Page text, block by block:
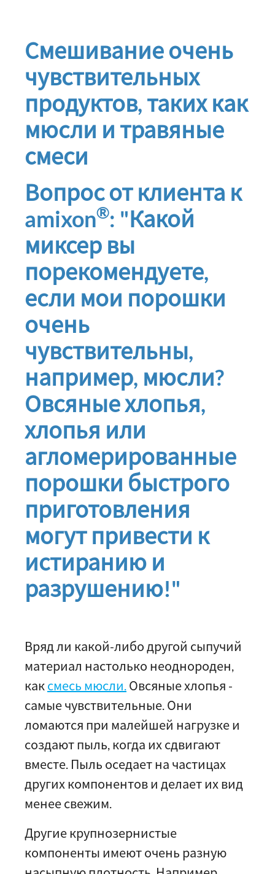
Смешивание очень
чувствительных
продуктов, таких как
мюсли и травяные
смеси
Вопрос от клиента к
amixon®: "Какой
миксер вы
порекомендуете,
если мои порошки
очень
чувствительны,
например, мюсли?
Овсяные хлопья,
хлопья или
агломерированные
порошки быстрого
приготовления
могут привести к
истиранию и
разрушению!"
Вряд ли какой-либо другой сыпучий
материал настолько неоднороден,
как смесь мюсли. Овсяные хлопья -
самые чувствительные. Они
ломаются при малейшей нагрузке и
создают пыль, когда их сдвигают
вместе. Пыль оседает на частицах
других компонентов и делает их вид
менее свежим.
Другие крупнозернистые
компоненты имеют очень разную